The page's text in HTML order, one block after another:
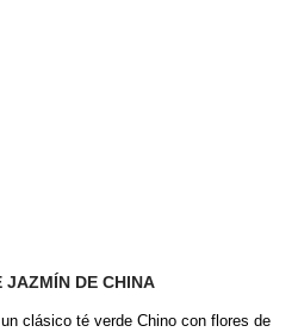
JAZMÍN DE CHINA
clásico té verde Chino con flores de